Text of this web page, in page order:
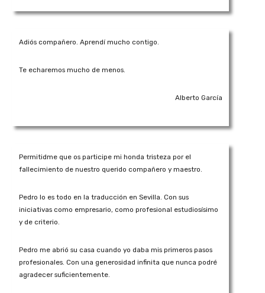
Adiós compañero. Aprendí mucho contigo.
Te echaremos mucho de menos.
Alberto García
Permitidme que os participe mi honda tristeza por el
fallecimiento de nuestro querido compañero y maestro.
Pedro lo es todo en la traducción en Sevilla. Con sus
iniciativas como empresario, como profesional estudiosísimo
y de criterio.
Pedro me abrió su casa cuando yo daba mis primeros pasos
profesionales. Con una generosidad infinita que nunca podré
agradecer suficientemente.